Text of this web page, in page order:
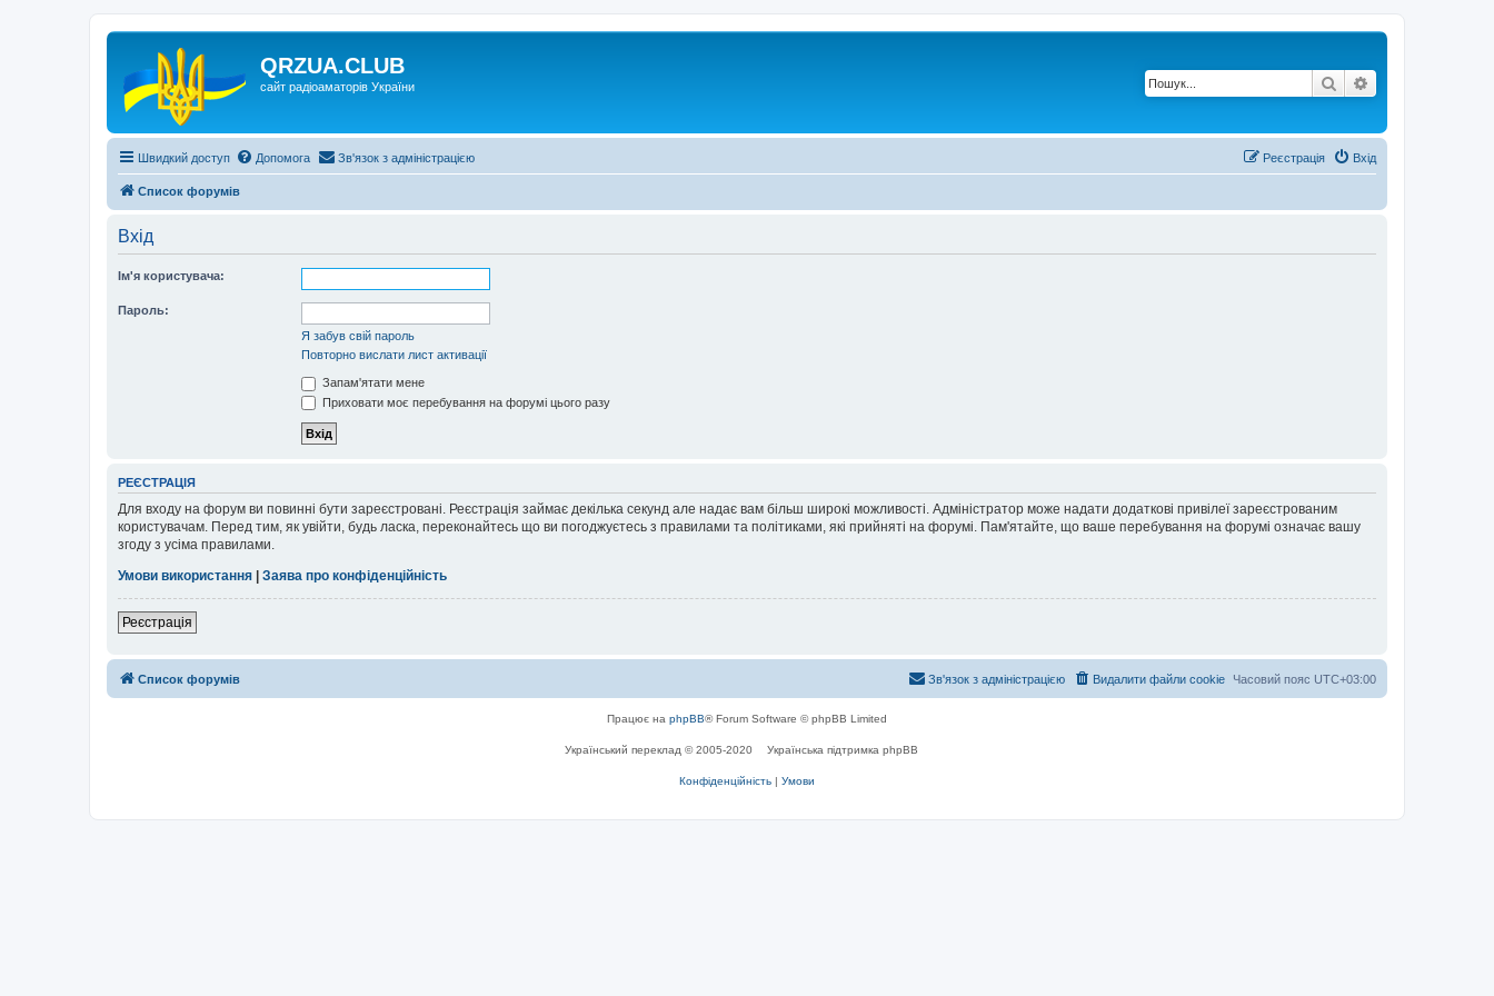
QRZUA.CLUB
сайт радіоаматорів України Пошук
Швидкий доступ Допомога Зв'язок з адміністрацією Вхід
Реєстрація
Список форумів
Вхід
Ім'я користувача:
Пароль:
Я забув свій пароль
Повторно вислати лист активації
Запам'ятати мене
Приховати моє перебування на форумі цього разу
РЕЄСТРАЦІЯ
Для входу на форум ви повинні бути зареєстровані. Реєстрація займає декілька секунд але надає вам більш широкі можливості. Адміністратор може надати додаткові привілеї зареєстрованим
користувачам. Перед тим, як увійти, будь ласка, переконайтесь що ви погоджуєтесь з правилами та політиками, які прийняті на форумі. Пам'ятайте, що ваше перебування на форумі означає вашу
згоду з усіма правилами.
Умови використання | Заява про конфіденційність
Реєстрація
Список форумів Часовий пояс UTC+03:00
Видалити файли cookie
Зв'язок з адміністрацією
Працює на phpBB® Forum Software © phpBB Limited
Український переклад © 2005-2020 Українська підтримка phpBB
Конфіденційність | Умови